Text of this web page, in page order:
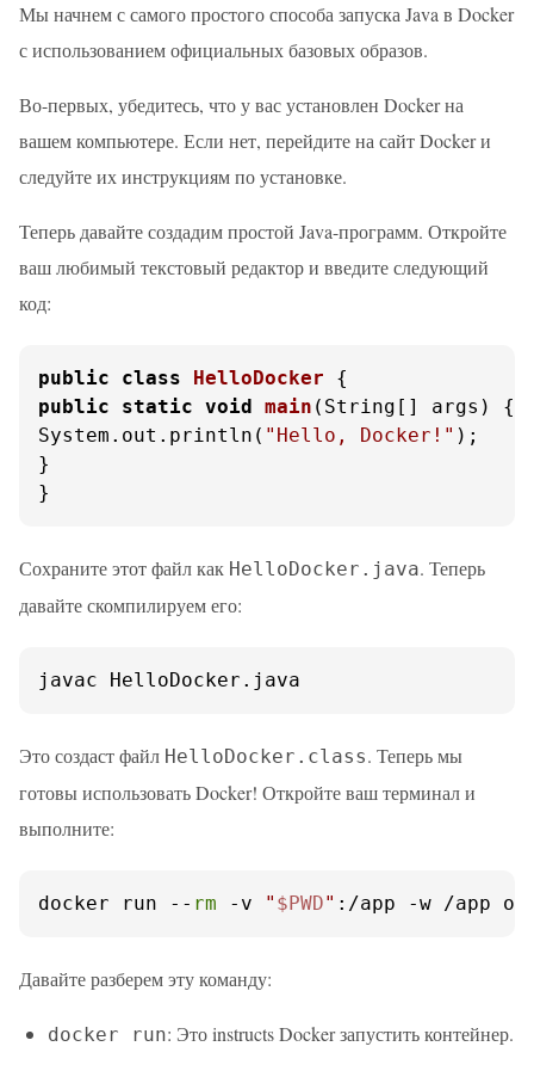
Мы начнем с самого простого способа запуска Java в Docker
с использованием официальных базовых образов.
Во-первых, убедитесь, что у вас установлен Docker на
вашем компьютере. Если нет, перейдите на сайт Docker и
следуйте их инструкциям по установке.
Теперь давайте создадим простой Java-программ. Откройте
ваш любимый текстовый редактор и введите следующий
код:
public class HelloDocker
public
static void main (String[] args)
{
System.out.println( "Hello, Docker!" );
}
}
Сохраните этот файл как HelloDocker.java. Теперь
давайте скомпилируем его:
javac HelloDocker.java
Это создаст файл HelloDocker.class. Теперь мы
готовы использовать Docker! Откройте ваш терминал и
выполните:
docker run -- rm -v " $PWD" :/app -w /app
Давайте разберем эту команду:
docker run: Это instructs Docker запустить контейнер.